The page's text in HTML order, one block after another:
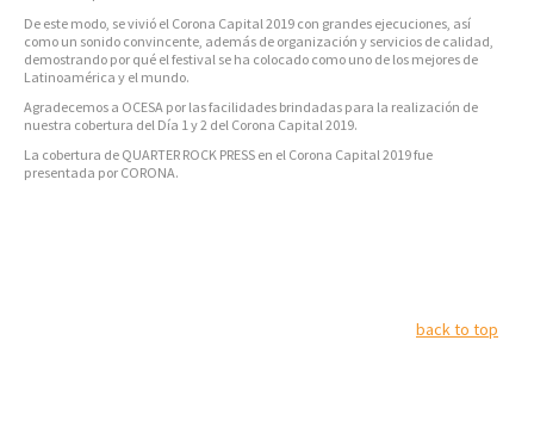
De este modo, se vivió el Corona Capital 2019 con grandes ejecuciones, así
como un sonido convincente, además de organización y servicios de calidad,
demostrando por qué el festival se ha colocado como uno de los mejores de
Latinoamérica y el mundo.
Agradecemos a OCESA por las facilidades brindadas para la realización de
nuestra cobertura del Día 1 y 2 del Corona Capital 2019.
La cobertura de QUARTER ROCK PRESS en el Corona Capital 2019 fue
presentada por CORONA.
back to top